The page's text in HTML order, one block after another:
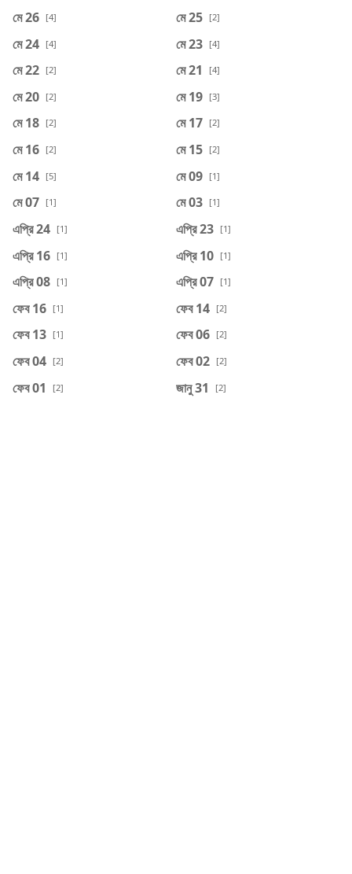
মে 26 [4] মে 25 [2]
মে 24 [4] মে 23 [4]
মে 22 [2] মে 21 [4]
মে 20 [2] মে 19 [3]
মে 18 [2] মে 17 [2]
মে 16 [2] মে 15 [2]
মে 14 [5] মে 09 [1]
মে 07 [1] মে 03 [1]
এপ্রি 24 [1] এপ্রি 23 [1]
এপ্রি 16 [1] এপ্রি 10 [1]
এপ্রি 08 [1] এপ্রি 07 [1]
ফেব 16 [1] ফেব 14 [2]
ফেব 13 [1] ফেব 06 [2]
ফেব 04 [2] ফেব 02 [2]
ফেব 01 [2] জানু 31 [2]